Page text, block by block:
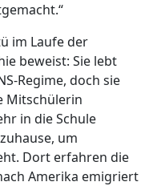
im Laufe der
beweist: Sie lebt
Regime, doch sie
Mitschülerin
in die Schule
um
Dort erfahren die
Amerika emigriert